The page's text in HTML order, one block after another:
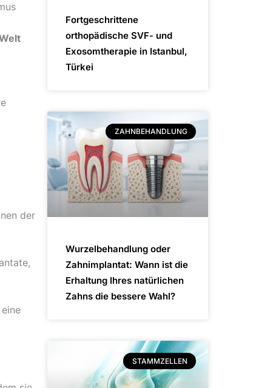
der
Fortgeschrittene
orthopädische SVF- und
Exosomtherapie in Istanbul,
Türkei
ZAHNBEHANDLUNG
Wurzelbehandlung oder
Zahnimplantat: Wann ist die
Erhaltung Ihres natürlichen
Zahns die bessere Wahl?
STAMMZELLEN